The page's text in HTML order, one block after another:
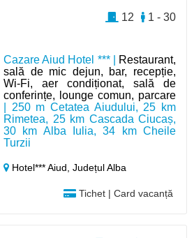
Cazare Aiud Hotel *** |
Restaurant,
sală de mic dejun, bar, recepție,
Wi-Fi, aer condiționat, sală de
conferințe, lounge comun, parcare
| 250 m Cetatea Aiudului, 25 km
Rimetea, 25 km Cascada Ciucaș,
30 km Alba Iulia, 34 km Cheile
Turzii
Hotel*** Aiud,Județul Alba
Tichet | Card vacanță
1 - 30
12